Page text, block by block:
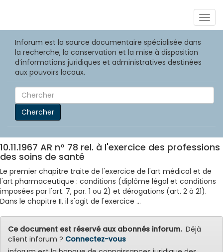
Inforum est la source documentaire spécialisée dans
la recherche, la conservation et la mise à disposition
d’informations juridiques et administratives destinées
aux pouvoirs locaux.
Chercher
10.11.1967 AR n° 78 rel. à l'exercice des professions
des soins de santé
Le premier chapitre traite de l'exercice de l'art médical et de
l'art pharmaceutique : conditions (diplôme légal et conditions
imposées par l'art. 7, par. 1 ou 2) et dérogations (art. 2 à 21).
Dans le chapitre II, il s'agit de l'exercice ...
Ce document est réservé aux abonnés inforum.Déjà
client inforum ? Connectez-vous